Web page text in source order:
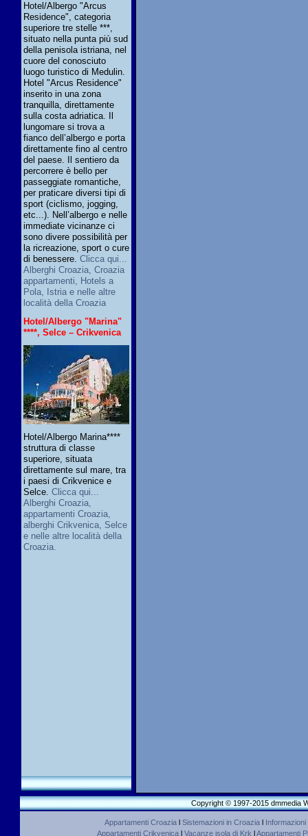
Hotel/Albergo "Arcus
Residence", categoria
superiore tre stelle ***,
situato nella punta più sud
della penisola istriana, nel
cuore del conosciuto
luogo turistico di Medulin.
Hotel "Arcus Residence"
inserito in una zona
tranquilla, direttamente
sulla costa adriatica. Il
lungomare si trova a
fianco dell’albergo e porta
direttamente fino al centro
del paese. Il sentiero da
percorrere è bello per
passeggiate romantiche,
per praticare diversi tipi di
sport (ciclismo, jogging,
etc...). Nell’albergo e nelle
immediate vicinanze ci
sono divere possibilità per
la ricreazione, sport o cure
di benessere. Clicca qui...
Alberghi Croazia, Croazia
appartamenti, Hotels a
Pola, Istria e nelle altre
località della Croazia
Hotel/Albergo "Marina"
****, Selce – Crikvenica
Hotel/Albergo Marina****
struttura di classe
superiore, situata
direttamente sul mare, tra
i paesi di Crikvenice e
Selce. Clicca qui...
Alberghi Croazia,
appartamenti Croazia,
alberghi Crikvenica, Selce
e nelle altre località della
Croazia.
Copyright © 1997-2015 dmmedia
Appartamenti Croazial Sistemazioni in Croazial Informazioni
Appartamenti Crikvenica l Vacanze isola di Krk lAppartamenti